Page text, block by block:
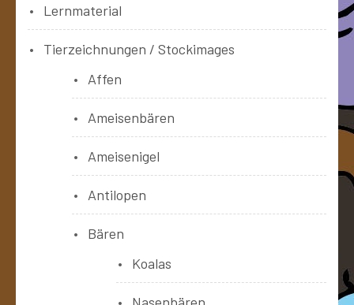
Lernmaterial
Tierzeichnungen / Stockimages
Affen
Ameisenbären
Ameisenigel
Antilopen
Bären
Koalas